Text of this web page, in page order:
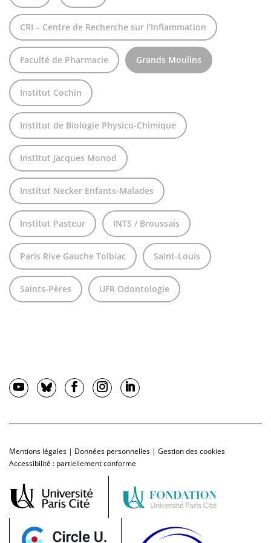
CRI – Centre de Recherche sur l'Inflammation
Faculté de Pharmacie Grands Moulins
Institut Cochin
Institut de Biologie Physico-Chimique
Institut Jacques Monod
Institut Necker Enfants-Malades
Institut Pasteur INTS / Broussais
Paris Rive Gauche Tolbiac Saint-Louis
Saints-Pères UFR Odontologie
Mentions légales | Données personnelles | Gestion des cookies
Accessibilité : partiellement conforme